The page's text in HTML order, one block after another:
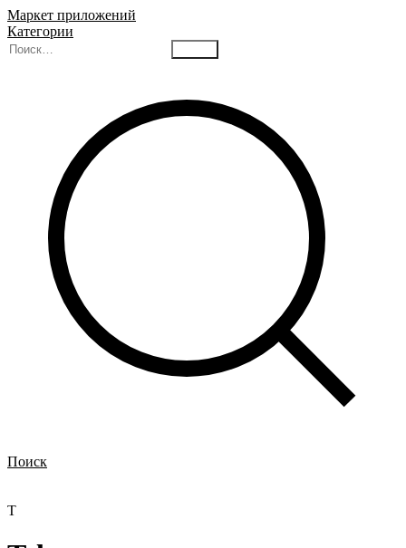
Маркет приложений
Категории
Поиск
T